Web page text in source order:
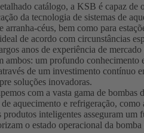
catálogo, a KSB é capaz de
da tecnologia de sistemas de
arranha-céus, bem como para
de acordo com circunstâncias
anos de experiência de
ambos: um profundo conhecimento
de um investimento contínuo
soluções inovadoras.
com a vasta gama de
aquecimento e refrigeração,
inteligentes asseguram um
o estado operacional da